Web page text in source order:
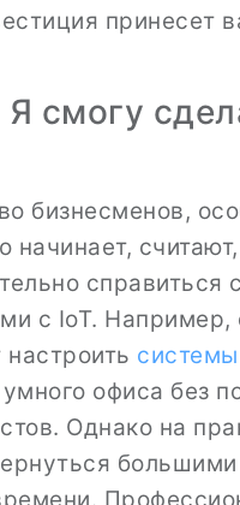
принесет
смогу
бизнесменов,
начинает,
справиться
с IoT. Например,
настроить системы
офиса без
Однако на
большими